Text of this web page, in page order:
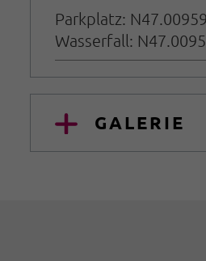
Parkplatz:
Wasserfall:
GALERIE